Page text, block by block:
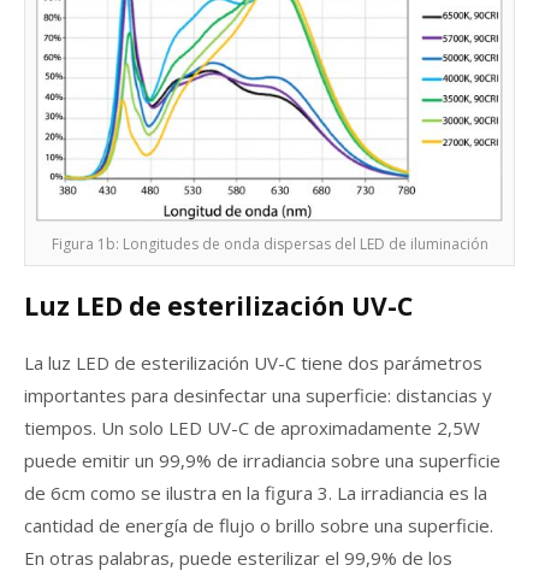
Figura 1b: Longitudes de onda dispersas del LED de iluminación
Luz LED de esterilización UV-C
La luz LED de esterilización UV-C tiene dos parámetros
importantes para desinfectar una superficie: distancias y
tiempos. Un solo LED UV-C de aproximadamente 2,5W
puede emitir un 99,9% de irradiancia sobre una superficie
de 6cm como se ilustra en la figura 3. La irradiancia es la
cantidad de energía de flujo o brillo sobre una superficie.
En otras palabras, puede esterilizar el 99,9% de los